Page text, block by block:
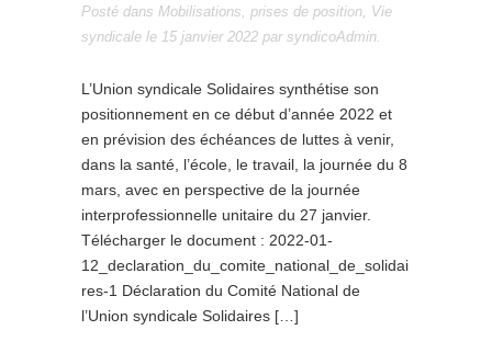
Posté dans Mobilisations, prises de position, Vie
syndicale le 15 janvier 2022 par syndicoAdmin.
L’Union syndicale Solidaires synthétise son
positionnement en ce début d’année 2022 et
en prévision des échéances de luttes à venir,
dans la santé, l’école, le travail, la journée du 8
mars, avec en perspective de la journée
interprofessionnelle unitaire du 27 janvier.
Télécharger le document : 2022-01-
12_declaration_du_comite_national_de_solidai
res-1 Déclaration du Comité National de
l’Union syndicale Solidaires […]